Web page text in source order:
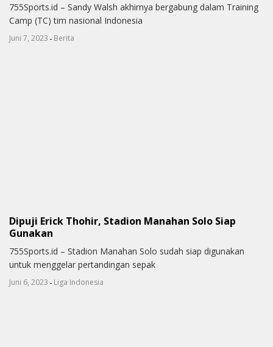
755Sports.id – Sandy Walsh akhirnya bergabung dalam Training
Camp (TC) tim nasional Indonesia
Juni 7, 2023 - Berita
Dipuji Erick Thohir, Stadion Manahan Solo Siap
Gunakan
755Sports.id – Stadion Manahan Solo sudah siap digunakan
untuk menggelar pertandingan sepak
Juni 6, 2023 - Liga Indonesia